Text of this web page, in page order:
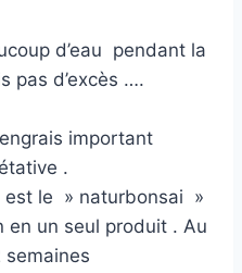
d’eau pendant la
pas d’excès ….
important
.
est le » naturbonsai »
un seul produit . Au